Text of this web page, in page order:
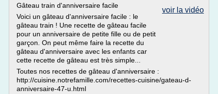
voir la vidéo
Gâteau train d'anniversaire facile
Voici un gâteau d'anniversaire facile : le
gâteau train ! Une recette de gâteau facile
pour un anniversaire de petite fille ou de petit
garçon. On peut même faire la recette du
gâteau d'anniversaire avec les enfants car
cette recette de gâteau est très simple...
Toutes nos recettes de gâteau d'anniversaire :
http://cuisine.notrefamille.com/recettes-cuisine/gateau-d-
anniversaire-47-u.html